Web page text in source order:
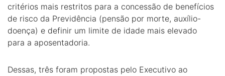
critérios mais restritos para a concessão de benefícios
de risco da Previdência (pensão por morte, auxílio-
doença) e definir um limite de idade mais elevado
para a aposentadoria.
Dessas, três foram propostas pelo Executivo ao